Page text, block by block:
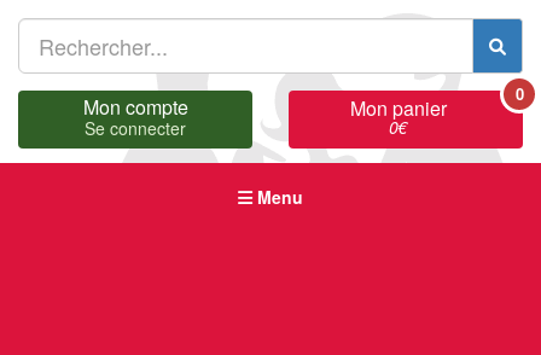
Mon compte
Se connecter
Mon panier
0€
0
Menu